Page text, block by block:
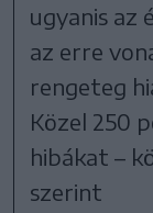
ugyanis az
az erre
rengeteg
Közel 250
hibákat –
szerint